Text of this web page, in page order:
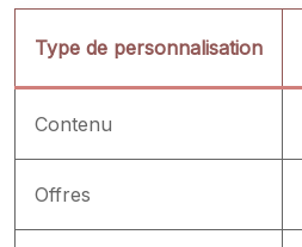
Type de personnalisation
Contenu
Offres